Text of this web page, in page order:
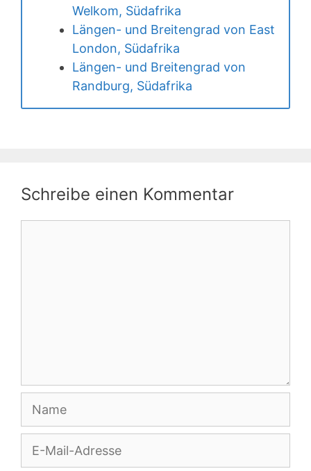
Welkom, Südafrika
Längen- und Breitengrad von East
London, Südafrika
Längen- und Breitengrad von
Randburg, Südafrika
Schreibe einen Kommentar